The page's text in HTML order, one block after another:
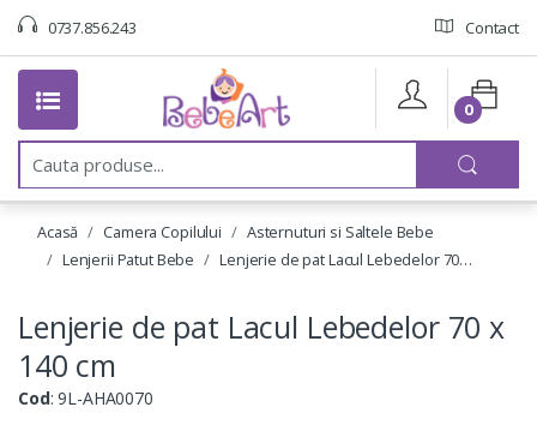
0737.856.243 Contact
C
u
0
Acasă Camera Copilului
Asternuturi si Saltele Bebe
Lenjerii Patut Bebe
Lenjerie de pat Lacul Lebedelor 70…
Lenjerie de pat Lacul Lebedelor 70 x
140 cm
Cod: 9L-AHA0070